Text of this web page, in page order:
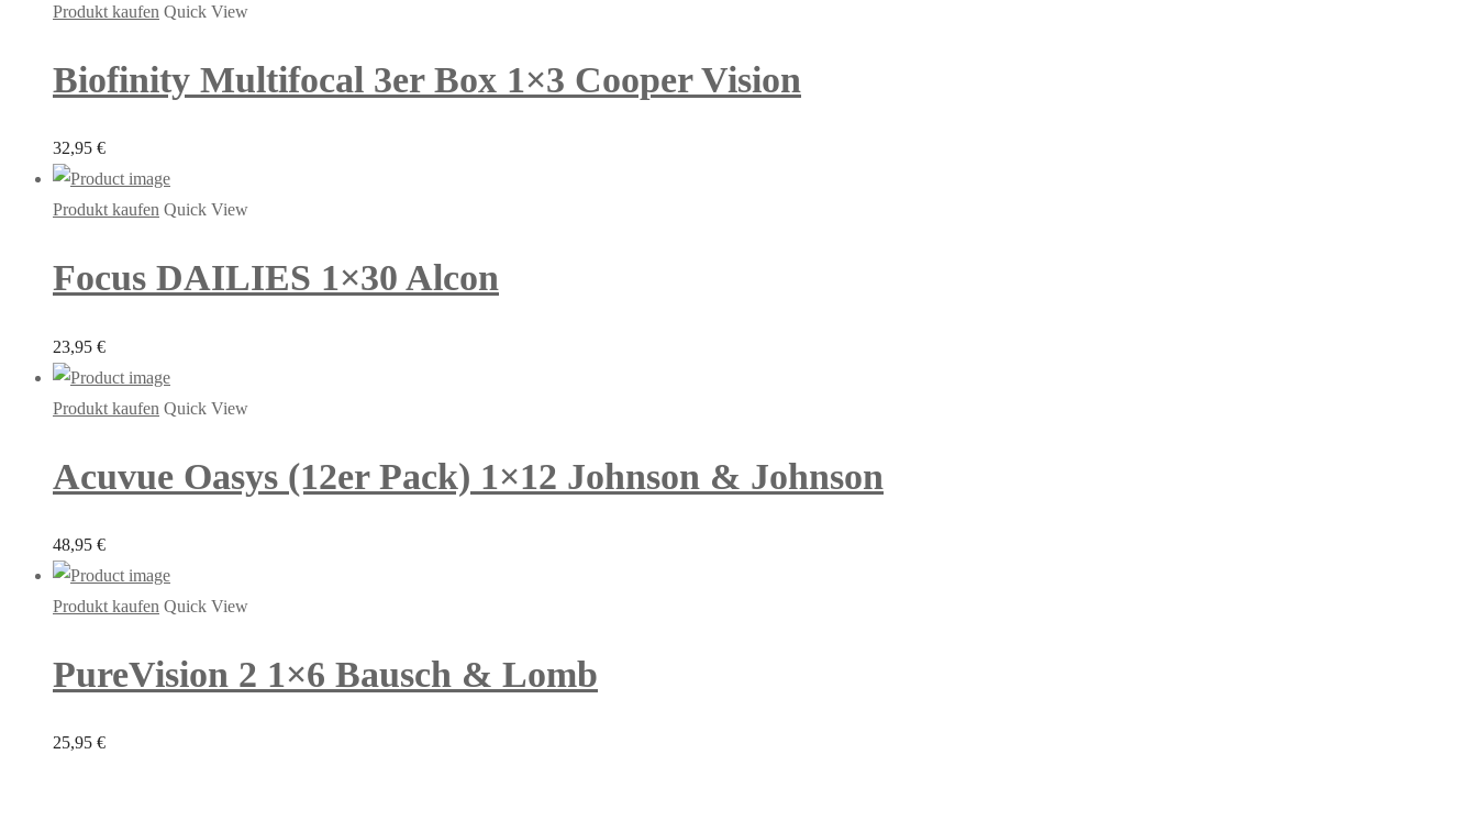
Produkt kaufen Quick View
Biofinity Multifocal 3er Box 1×3 Cooper Vision
32,95 €
Produkt kaufen Quick View
Focus DAILIES 1×30 Alcon
23,95 €
Produkt kaufen Quick View
Acuvue Oasys (12er Pack) 1×12 Johnson & Johnson
48,95 €
Produkt kaufen Quick View
PureVision 2 1×6 Bausch & Lomb
25,95 €